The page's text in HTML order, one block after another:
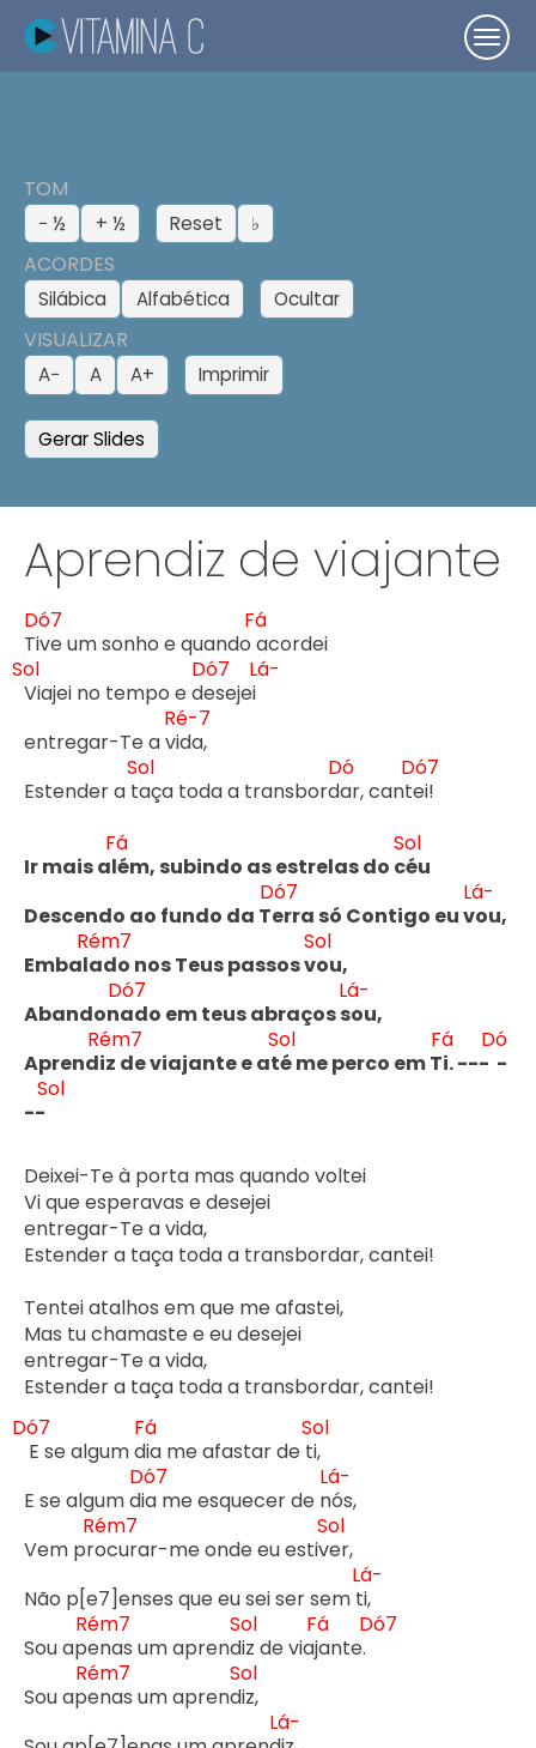
TOM
− ½ + ½ Reset ♭
ACORDES
Silábica Alfabética Ocultar
VISUALIZAR
A− A A+ Imprimir
Gerar Slides
Aprendiz de viajante
T
Dó7
ive um sonho e quando
Fá
Sol
Viajei no tempo e d
Dó7
esejei
Lá-
entregar-Te a v
Ré-7
ida,
Estender a t
Sol
aça toda a transbord
Dó
ar, cant
Dó7
ei!
Ir mais al
Fá
ém, subindo as estrelas do c
Sol
éu
Descendo ao fundo da T
Dó7
erra só Contigo eu v
Lá-
ou,
Embal
Rém7
ado nos Teus passos v
Sol
ou,
Abandon
Dó7
ado em teus abraços s
Lá-
ou,
Aprend
Rém7
iz de viajante e at
Sol
é me perco em T
Fá
i. ---
Dó
-
--
Sol
Deixei-Te à porta mas quando voltei
Vi que esperavas e desejei
entregar-Te a vida,
Estender a taça toda a transbordar, cantei!
Tentei atalhos em que me afastei,
Mas tu chamaste e eu desejei
entregar-Te a vida,
Estender a taça toda a transbordar, cantei!
Dó7
E se algum d
Fá
ia me afastar de t
Sol
i,
E se algum d
Dó7
ia me esquecer de n
Lá-
ós,
Vem pr
Rém7
ocurar-me onde eu estiv
Sol
er,
Não p[e7]enses que eu sei ser sem t
Lá-
i,
Sou ap
Rém7
enas um aprend
Sol
iz de viaj
Fá
ante.
Dó7
Sou ap
Rém7
enas um aprend
Sol
iz,
Lá-